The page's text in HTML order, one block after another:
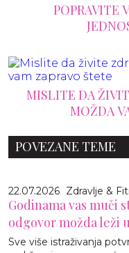
POPRAVITE
MISLITE DA
MOŽDA
POVEZANE TEME
22.07.2026 Zdravlje &
Godinama vas muči
odgovor možda leži
Sve više istraživanja